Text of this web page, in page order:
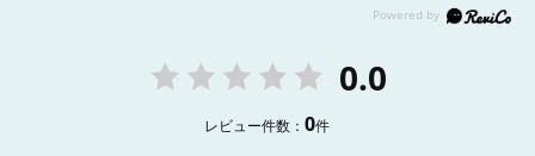
0.0
レビュー件数：0件